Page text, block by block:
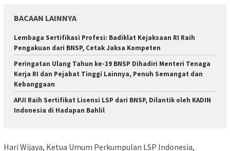
BACAAN LAINNYA
Lembaga Sertifikasi Profesi: Badiklat Kejaksaan RI Raih
Pengakuan dari BNSP, Cetak Jaksa Kompeten
Peringatan Ulang Tahun ke-19 BNSP Dihadiri Menteri Tenaga
Kerja RI dan Pejabat Tinggi Lainnya, Penuh Semangat dan
Kebanggaan
APJI Raih Sertifikat Lisensi LSP dari BNSP, Dilantik oleh KADIN
Indonesia di Hadapan Bahlil
Hari Wijaya, Ketua Umum Perkumpulan LSP Indonesia,